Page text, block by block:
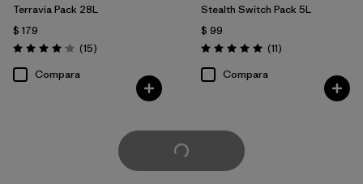
Terravia Pack 28L
$ 179
Valoración: 4.1 / 5
(15Comentarios
)
Compara
Stealth Switch Pack 5L
$ 99
Valoración: 5.0 / 5
(11Comentarios
)
Compara
Cargar Más